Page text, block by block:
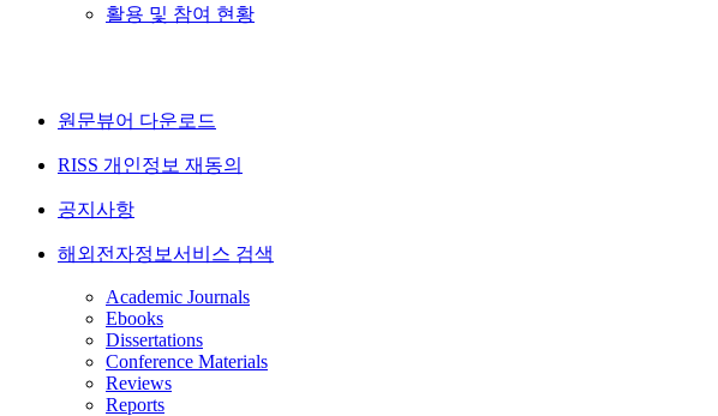
활용 및 참여 현황
원문뷰어 다운로드
RISS 개인정보 재동의
공지사항
해외전자정보서비스 검색
Academic Journals
Ebooks
Dissertations
Conference Materials
Reviews
Reports